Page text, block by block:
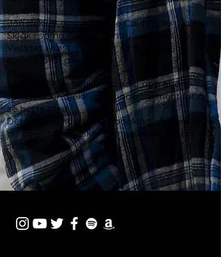
Jon dukker opp på både Countryfestivalen i
Skjåk i sommer og Countryfestivalen på
Vestnes i høst. Er du der så bare ta en
countryprat med Jon.
15.04.2024Det dukker stadig opp nye
spillejobber. Sjekk under arrangement for å
se neste sted.
Det jobbes videre med booking så kjenner
du noen som ønsker livemusikk er det bare å
si ifra.